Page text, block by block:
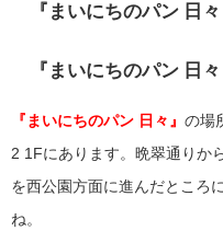
『 まいにちのパン 日々
『 まいにちのパン 日々
『まいにちのパン 日々』 の場
2 1Fにあります。晩翠通りか
を西公園方面に進んだところ
ね。